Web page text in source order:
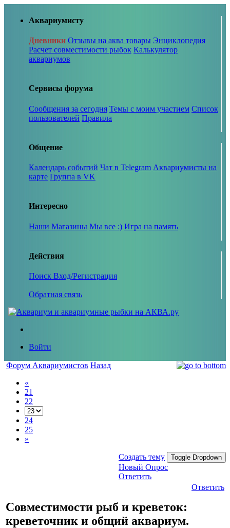
Аквариумисту
Дневники Отзывы на аква товары Энциклопедия
Расчет совместимости рыбок Калькулятор
аквариумов
Сервисы форума
Сообщения за сегодня Темы с моим участием Список
пользователей Правила
Общение
Календарь событий Чат в Telegram Аквариумисты на
карте Группа в VK
Интересно
Наши Магазины Мы все :) Игра на память
Действия
Поиск Вход/Регистрация
Обратная связь
Войти
Форум Аквариумистов Назад
«
21
22
24
25
»
Создать тему Toggle Dropdown
Новый Опрос
Ответить
Ответить
Совместимости рыб и креветок:
креветочник и общий аквариум.